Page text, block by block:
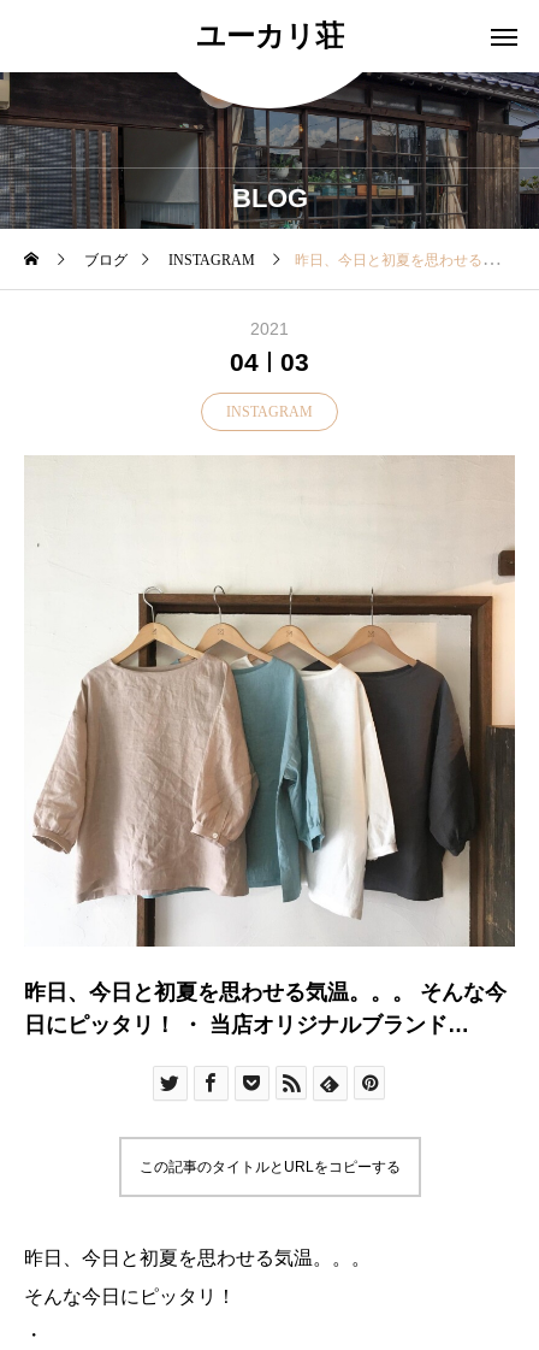
ユーカリ荘
BLOG
ブログ INSTAGRAM 昨日、今日と初夏を思わせる気温。。。 そんな今日にピッタリ！ ・ 当店オリジナルブランド 【TAYUTAU】から 新
2021
04 03
INSTAGRAM
昨日、今日と初夏を思わせる気温。。。 そんな今
日にピッタリ！ ・ 当店オリジナルブランド
この記事のタイトルとURLをコピーする
昨日、今日と初夏を思わせる気温。。。
そんな今日にピッタリ！
・